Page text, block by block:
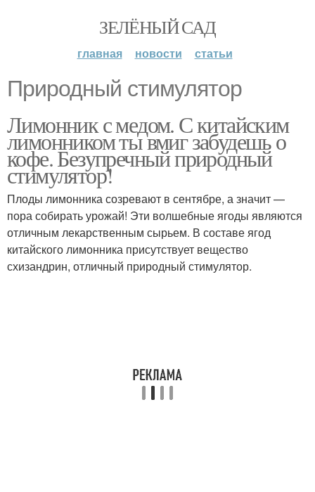
ЗЕЛЁНЫЙ САД
главная новости статьи
Природный стимулятор
Лимонник с медом. С китайским
лимонником ты вмиг забудешь о
кофе. Безупречный природный
стимулятор!
Плоды лимонника созревают в сентябре, а значит —
пора собирать урожай! Эти волшебные ягоды являются
отличным лекарственным сырьем. В составе ягод
китайского лимонника присутствует вещество
схизандрин, отличный природный стимулятор.